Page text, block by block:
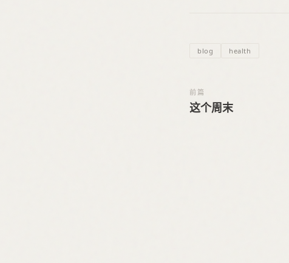
blog health
前篇
这个周末